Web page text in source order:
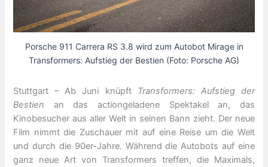
Porsche 911 Carrera RS 3.8 wird zum Autobot Mirage in
Transformers: Aufstieg der Bestien (Foto: Porsche AG)
Stuttgart – Ab Juni knüpft Transformers: Aufstieg der
Bestien an das actiongeladene Spektakel an, das
Kinobesucher aus aller Welt in seinen Bann zieht. Der neue
Film nimmt die Zuschauer mit auf eine Reise um die Welt
und durch die 90er-Jahre. Während die Autobots auf eine
ganz neue Art von Transformers treffen, die Maximals,